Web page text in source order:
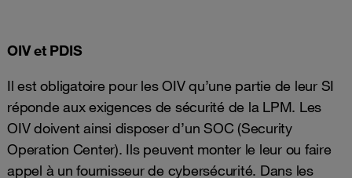
OIV et PDIS
Il est obligatoire pour les OIV qu’une partie de leur SI
réponde aux exigences de sécurité de la LPM. Les
OIV doivent ainsi disposer d’un SOC (Security
Operation Center). Ils peuvent monter le leur ou faire
appel à un fournisseur de cybersécurité. Dans les